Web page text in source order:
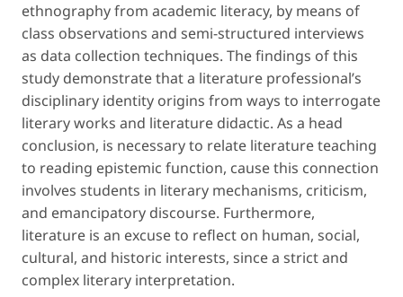
ethnography from academic literacy, by means of
class observations and semi-structured interviews
as data collection techniques. The findings of this
study demonstrate that a literature professional’s
disciplinary identity origins from ways to interrogate
literary works and literature didactic. As a head
conclusion, is necessary to relate literature teaching
to reading epistemic function, cause this connection
involves students in literary mechanisms, criticism,
and emancipatory discourse. Furthermore,
literature is an excuse to reflect on human, social,
cultural, and historic interests, since a strict and
complex literary interpretation.